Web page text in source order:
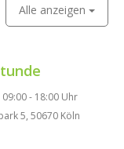
Alle anzeigen
- 18:00 Uhr
5, 50670 Köln